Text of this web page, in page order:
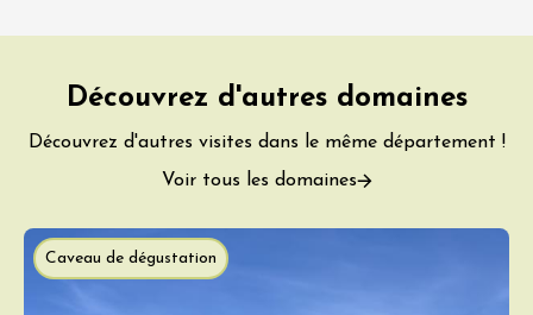
Découvrez d'autres domaines
Découvrez d'autres visites dans le même département !
Voir tous les domaines
Caveau de dégustation